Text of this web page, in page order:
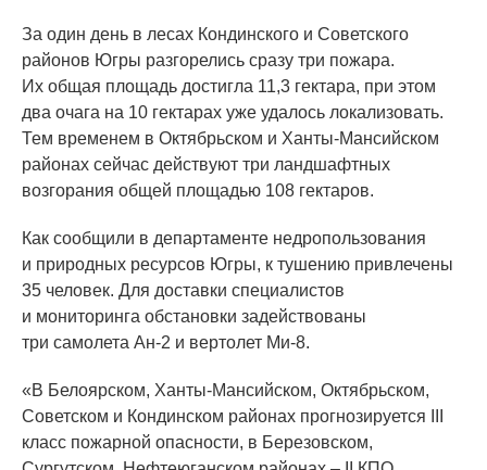
За один день в лесах Кондинского и Советского
районов Югры разгорелись сразу три пожара.
Их общая площадь достигла 11,3 гектара, при этом
два очага на 10 гектарах уже удалось локализовать.
Тем временем в Октябрьском и Ханты-Мансийском
районах сейчас действуют три ландшафтных
возгорания общей площадью 108 гектаров.
Как сообщили в департаменте недропользования
и природных ресурсов Югры, к тушению привлечены
35 человек. Для доставки специалистов
и мониторинга обстановки задействованы
три самолета Ан-2 и вертолет Ми-8.
«В Белоярском, Ханты-Мансийском, Октябрьском,
Советском и Кондинском районах прогнозируется III
класс пожарной опасности, в Березовском,